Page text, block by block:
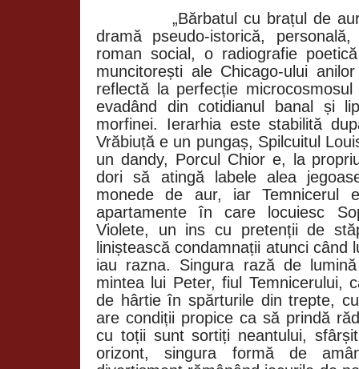
„Bărbatul cu brațul de aur”,
dramă pseudo-istorică,
roman social, o radiografie
muncitorești ale Chicago-ului
reflectă la perfecție
evadând din cotidianul banal și
morfinei. Ierarhia este stabilită
Vrăbiuță e un pungaș, Spilcuitul
un dandy, Porcul Chior e, la
dori să atingă labele alea
monede de aur, iar Temnicerul
apartamente în care locuiesc
Violete, un ins cu pretenții de
liniștească condamnații atunci când
iau razna. Singura rază de
mintea lui Peter, fiul Temnicerului,
de hârtie în spărturile din trepte,
are condiții propice ca să prindă
cu toții sunt sortiți neantului,
orizont, singura formă de